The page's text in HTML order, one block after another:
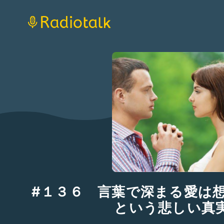
#１３６ 言葉で深まる愛は
という悲しい真